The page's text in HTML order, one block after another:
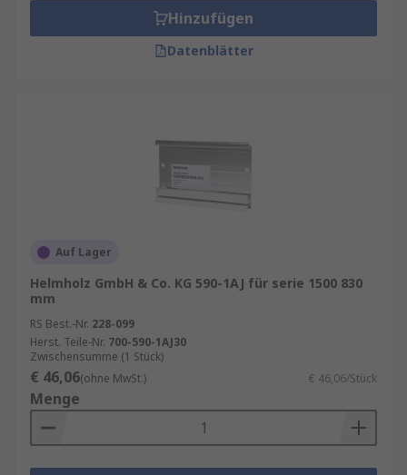
Hinzufügen
Datenblätter
Auf Lager
Helmholz GmbH & Co. KG 590-1AJ für serie 1500 830
mm
RS Best.-Nr. 228-099
Herst. Teile-Nr. 700-590-1AJ30
Zwischensumme (1 Stück)
€ 46,06(ohne MwSt.) € 46,06/Stück
Menge